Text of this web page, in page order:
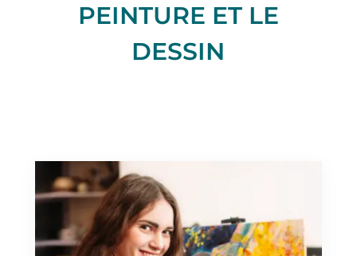
PEINTURE ET LE
DESSIN